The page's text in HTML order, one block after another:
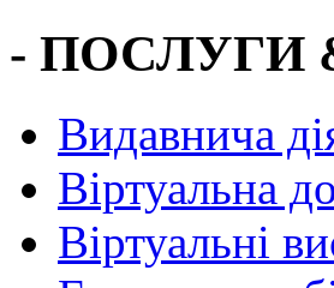
- ПОСЛУГИ
Видавнича
Віртуальна
Віртуальні